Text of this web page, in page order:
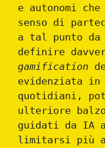
e autonomi
senso di
a tal punto da
definire
gamification
evidenziata
quotidiani,
ulteriore
guidati da IA
limitarsi più